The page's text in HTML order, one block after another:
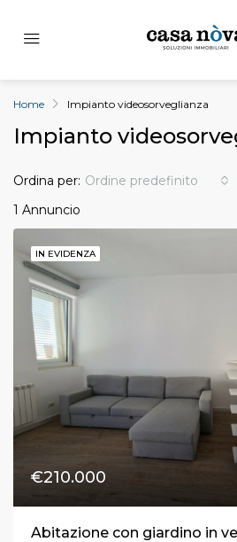
Home Impianto videosorveglianza
Impianto
1 Annuncio
Ordina per: Ordine predefinito
IN EVIDENZA
€210.000